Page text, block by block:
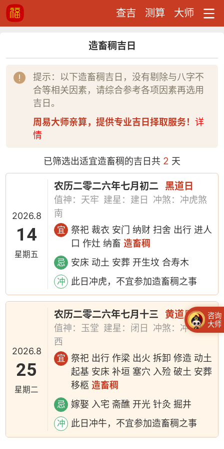
查吉 测算 大师
造畜稠吉日
提示：以下造畜稠吉日，没有剔除与八字不
合等相关因素，请综合参考各项因素再选用
吉日。
周易大师亲算，提供专业吉日择取服务！ 详
情
已筛选出适宜造畜稠的吉日共 2 天
2026.8
14
星期五
农历二零二六年七月初二 黑道日
值神：天牢 建星：建日
冲煞：冲虎煞
南
宜
祭祀 裁衣 安门 纳财 扫舍 出行 进人
口 作灶 纳畜造畜稠
忌 安床 动土 安葬 开生坟 合寿木
冲 此日冲虎，不宜参加造畜稠之事
2026.8
25
星期二
农历二零二六年七月十三 黄道日
值神：玉堂 建星：闭日
冲煞：冲牛煞
西
宜
祭祀 出行 作梁 出火 拆卸 修造 动土
起基 安床 补垣 塞穴 入殓 破土 安葬
移柩造畜稠
忌 嫁娶 入宅 斋醮 开光 针灸 掘井
冲 此日冲牛，不宜参加造畜稠之事
咨询
大师